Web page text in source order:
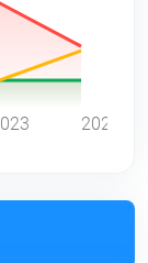
2024